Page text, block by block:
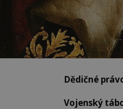
Dědičné
Vojenský